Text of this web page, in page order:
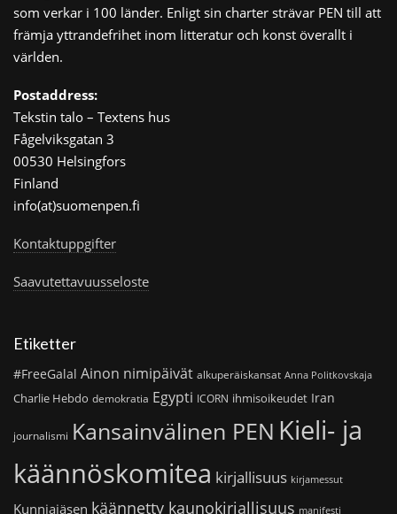
som verkar i 100 länder. Enligt sin charter strävar PEN till att
främja yttrandefrihet inom litteratur och konst överallt i
världen.
Postaddress:
Tekstin talo – Textens hus
Fågelviksgatan 3
00530 Helsingfors
Finland
info(at)suomenpen.fi
Kontaktuppgifter
Saavutettavuusseloste
Etiketter
#FreeGalal Ainon nimipäivät alkuperäiskansat Anna Politkovskaja
Charlie Hebdo demokratia Egypti ICORN ihmisoikeudet Iran
journalismi Kansainvälinen PEN Kieli- ja
käännöskomitea kirjallisuus kirjamessut
Kunniajäsen käännetty kaunokirjallisuus manifesti